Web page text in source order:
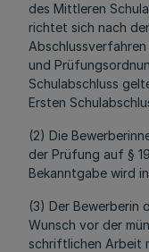
des Mittleren
richtet sich nach
und
Schulabschluss
Ersten
(2) Die
der Prüfung auf §
Bekanntgabe wird
(3) Der Bewerberin
Wunsch vor der
schriftlichen Arbeit